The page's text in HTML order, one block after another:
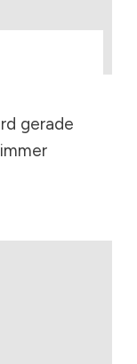
gerade